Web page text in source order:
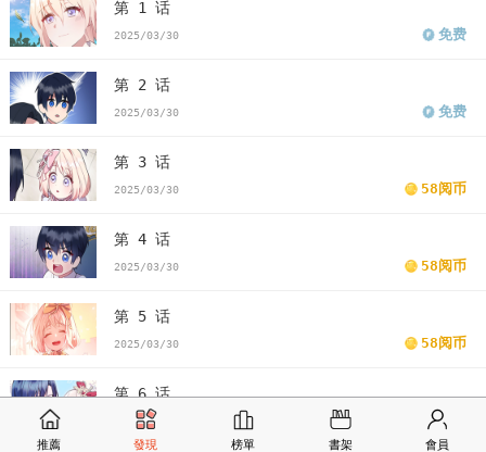
第 1 话
2025/03/30 免费
第 2 话
2025/03/30 免费
第 3 话
2025/03/30 58阅币
第 4 话
2025/03/30 58阅币
第 5 话
2025/03/30 58阅币
第 6 话
2025/04/06 58阅币
推薦 發現 榜單 書架 會員